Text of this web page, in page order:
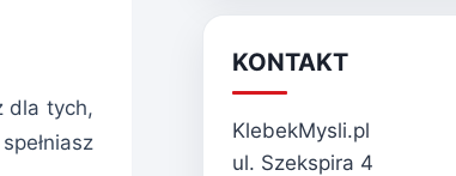
dla tych,
KONTAKT
KlebekMysli.pl
ul. Szekspira 4